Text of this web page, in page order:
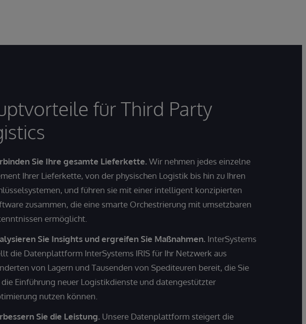
für Third Party
Sie Ihre gesamte Lieferkette. Wir nehmen jedes einzelne
Ihrer Lieferkette, von der physischen Logistik bis hin zu Ihren
und führen sie mit einer intelligent konzipierten
zusammen, die eine smarte Orchestrierung mit umsetzbaren
ermöglicht.
Sie Insights und ergreifen Sie Maßnahmen. InterSystems
die Datenplattform InterSystems IRIS für Ihr Netzwerk aus
von Lagern und Tausenden von Spediteuren bereit, die Sie
Einführung neuer Logistikdienste und datengestützter
nutzen können.
Sie die Leistung. Unsere Datenplattform steigert die